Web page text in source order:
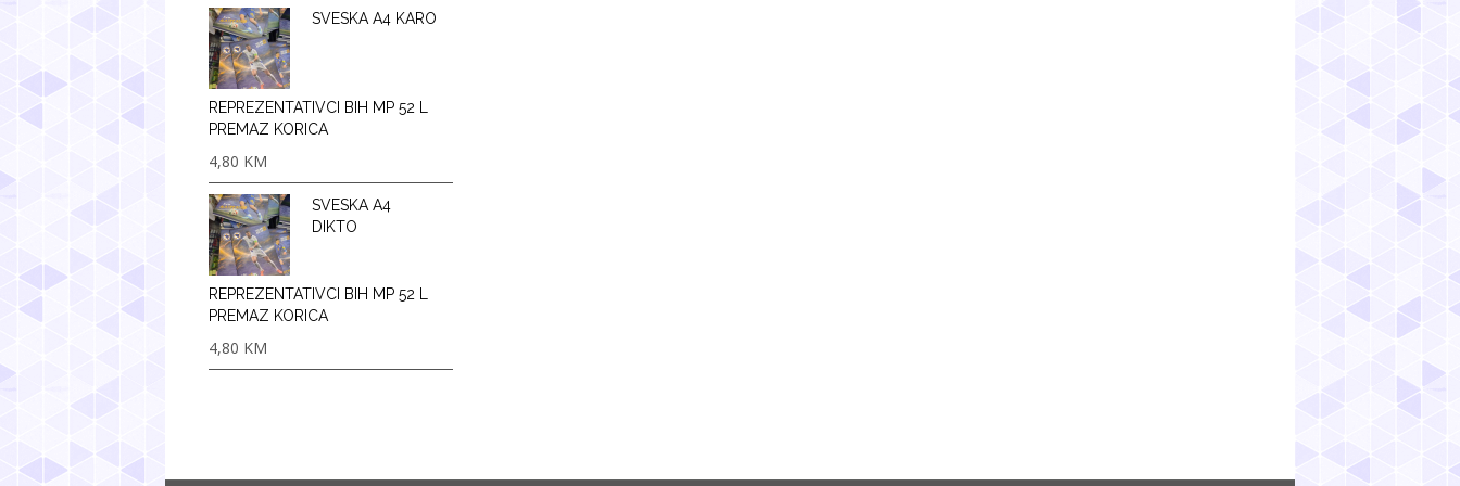
SVESKA A4 KARO
REPREZENTATIVCI BIH MP 52 L
PREMAZ KORICA
4,80 KM
SVESKA A4
DIKTO
REPREZENTATIVCI BIH MP 52 L
PREMAZ KORICA
4,80 KM